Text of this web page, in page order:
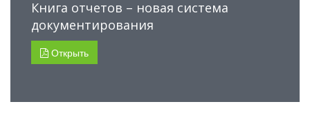
Книга отчетов – новая система
документирования
Открыть